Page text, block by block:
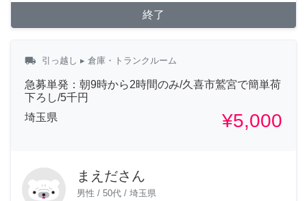
終了
local_shipping 引っ越し ▸ 倉庫・トランクルーム
急募単発：朝9時から2時間のみ/久喜市鷲宮で簡単荷
下ろし/5千円
埼玉県
¥5,000
まえださん
男性 / 50代 / 埼玉県